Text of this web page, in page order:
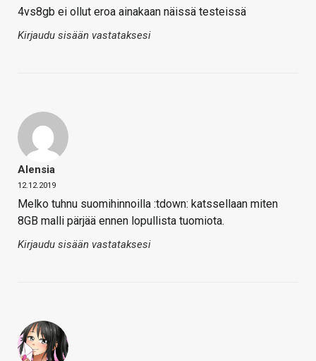
4vs8gb ei ollut eroa ainakaan näissä testeissä
Kirjaudu sisään vastataksesi
Alensia
12.12.2019
Melko tuhnu suomihinnoilla :tdown: katssellaan miten
8GB malli pärjää ennen lopullista tuomiota.
Kirjaudu sisään vastataksesi